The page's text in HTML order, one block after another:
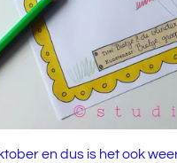
en dus is het ook